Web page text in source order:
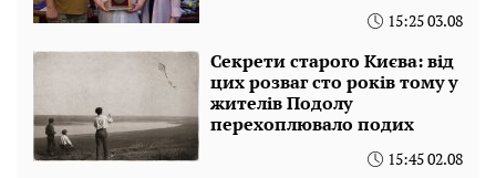
15:25 03.08
Секрети старого Києва: від
цих розваг сто років тому у
жителів Подолу
перехоплювало подих
15:45 02.08